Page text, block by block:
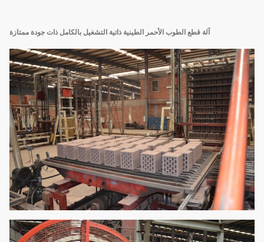
آلة قطع الطوب الأحمر الطينية ذاتية التشغيل بالكامل ذات جودة ممتازة